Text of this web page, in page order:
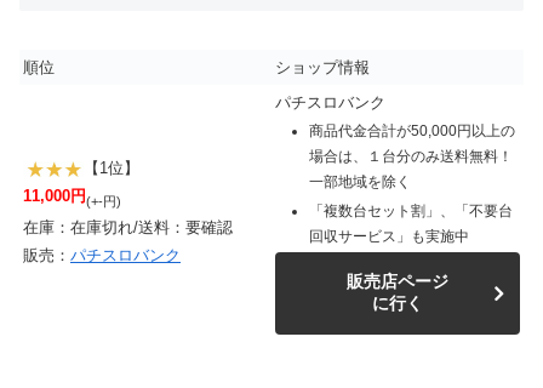
順位 ショップ情報
【1位】
11,000円(+-円)
在庫：在庫切れ/送料：要確認
販売： パチスロバンク
パチスロバンク
商品代金合計が50,000円以上の
場合は、１台分のみ送料無料！
一部地域を除く
「複数台セット割」、「不要台
回収サービス」も実施中
販売店ページ
に行く